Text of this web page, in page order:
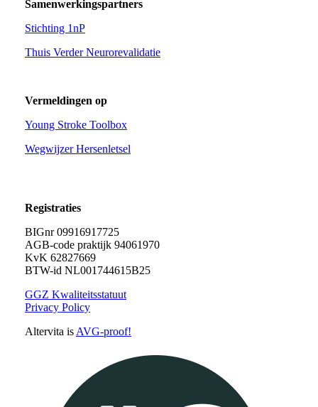
Samenwerkingspartners
Stichting 1nP
Thuis Verder Neurorevalidatie
Vermeldingen op
Young Stroke Toolbox
Wegwijzer Hersenletsel
Registraties
BIGnr 09916917725
AGB-code praktijk 94061970
KvK 62827669
BTW-id NL001744615B25
GGZ Kwaliteitsstatuut
Privacy Policy
Altervita is AVG-proof!